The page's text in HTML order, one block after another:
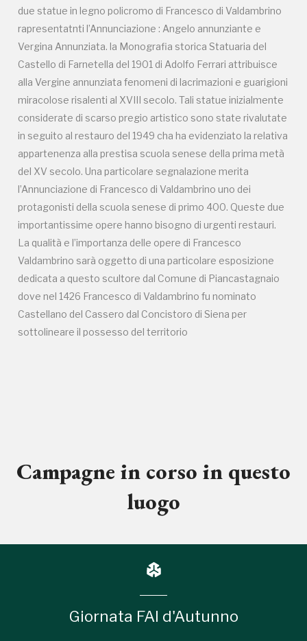
due statue in legno policromo di Francesco di Valdambrino
rapresentatnti l’Annunciazione : Angelo annunziante e
Vergina Annunziata. la Monografia storica Statuaria del
Castello di Farnetella del 1901 di Adolfo Ferrari attribuisce
alla Vergine annunziata fenomeni di lacrimazioni e guarigioni
miracolose risalenti al XVIII secolo. Tali statue inizialmente
considerate di scarso pregio artistico sono state rivalutate
in seguito al restauro del 1949 cha ha evidenziato la relativa
appartenenza alla prestisa scuola senese della prima metà
del XV secolo. Una particolare segnalazione merita
l’Annunciazione di Francesco di Valdambrino uno dei
protagonisti della scuola senese di primo 400. Queste due
importantissime opere hanno bisogno di urgenti restauri.
La qualità e l’importanza delle opere di Francesco
Valdambrino sarà oggetto di una particolare esposizione
dedicata a questo scultore dal Comune di Piancastagnaio
dove nel 1426 Francesco di Valdambrino fu nominato
Castellano del Cassero dal Concistoro di Siena per
sottolineare il possesso del territorio
Campagne in corso in questo
luogo
Giornata FAI d'Autunno